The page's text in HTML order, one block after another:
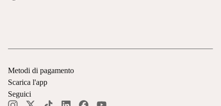
Metodi di pagamento
Scarica l'app
Seguici